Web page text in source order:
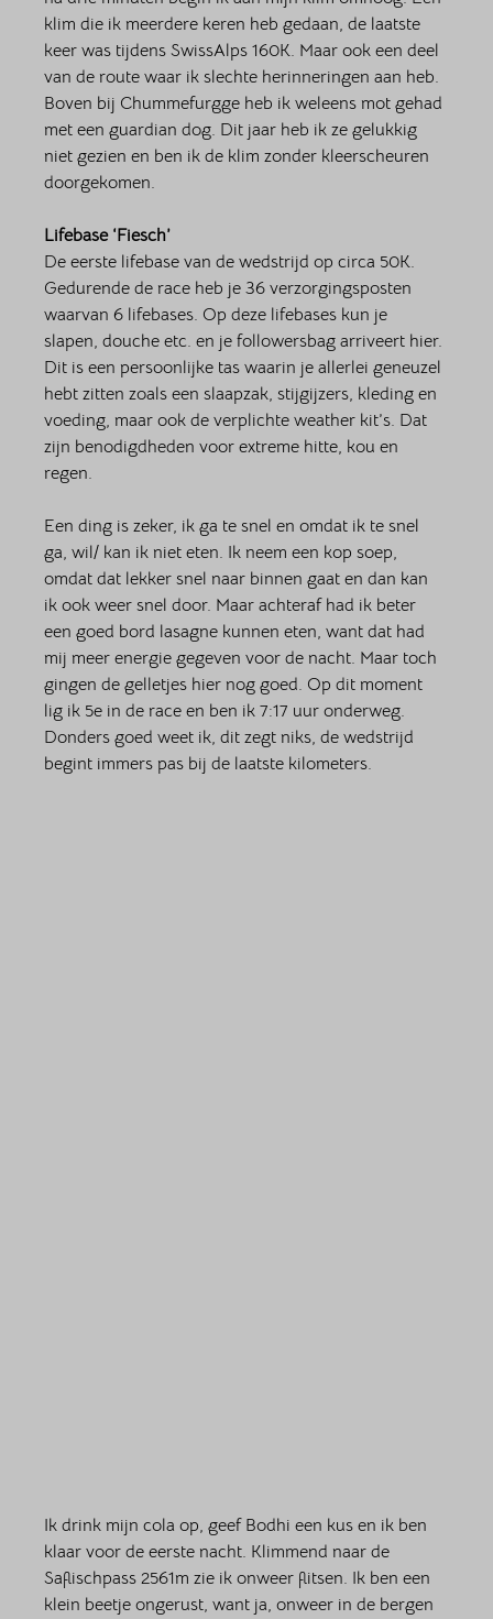
klim die ik meerdere keren heb gedaan, de laatste
keer was tijdens SwissAlps 160K. Maar ook een deel
van de route waar ik slechte herinneringen aan heb.
Boven bij Chummefurgge heb ik weleens mot gehad
met een guardian dog. Dit jaar heb ik ze gelukkig
niet gezien en ben ik de klim zonder kleerscheuren
doorgekomen.
Lifebase ‘Fiesch’
De eerste lifebase van de wedstrijd op circa 50K.
Gedurende de race heb je 36 verzorgingsposten
waarvan 6 lifebases. Op deze lifebases kun je
slapen, douche etc. en je followersbag arriveert hier.
Dit is een persoonlijke tas waarin je allerlei geneuzel
hebt zitten zoals een slaapzak, stijgijzers, kleding en
voeding, maar ook de verplichte weather kit’s. Dat
zijn benodigdheden voor extreme hitte, kou en
regen.
Een ding is zeker, ik ga te snel en omdat ik te snel
ga, wil/ kan ik niet eten. Ik neem een kop soep,
omdat dat lekker snel naar binnen gaat en dan kan
ik ook weer snel door. Maar achteraf had ik beter
een goed bord lasagne kunnen eten, want dat had
mij meer energie gegeven voor de nacht. Maar toch
gingen de gelletjes hier nog goed. Op dit moment
lig ik 5e in de race en ben ik 7:17 uur onderweg.
Donders goed weet ik, dit zegt niks, de wedstrijd
begint immers pas bij de laatste kilometers.
Ik drink mijn cola op, geef Bodhi een kus en ik ben
klaar voor de eerste nacht. Klimmend naar de
Saflischpass 2561m zie ik onweer flitsen. Ik ben een
klein beetje ongerust, want ja, onweer in de bergen